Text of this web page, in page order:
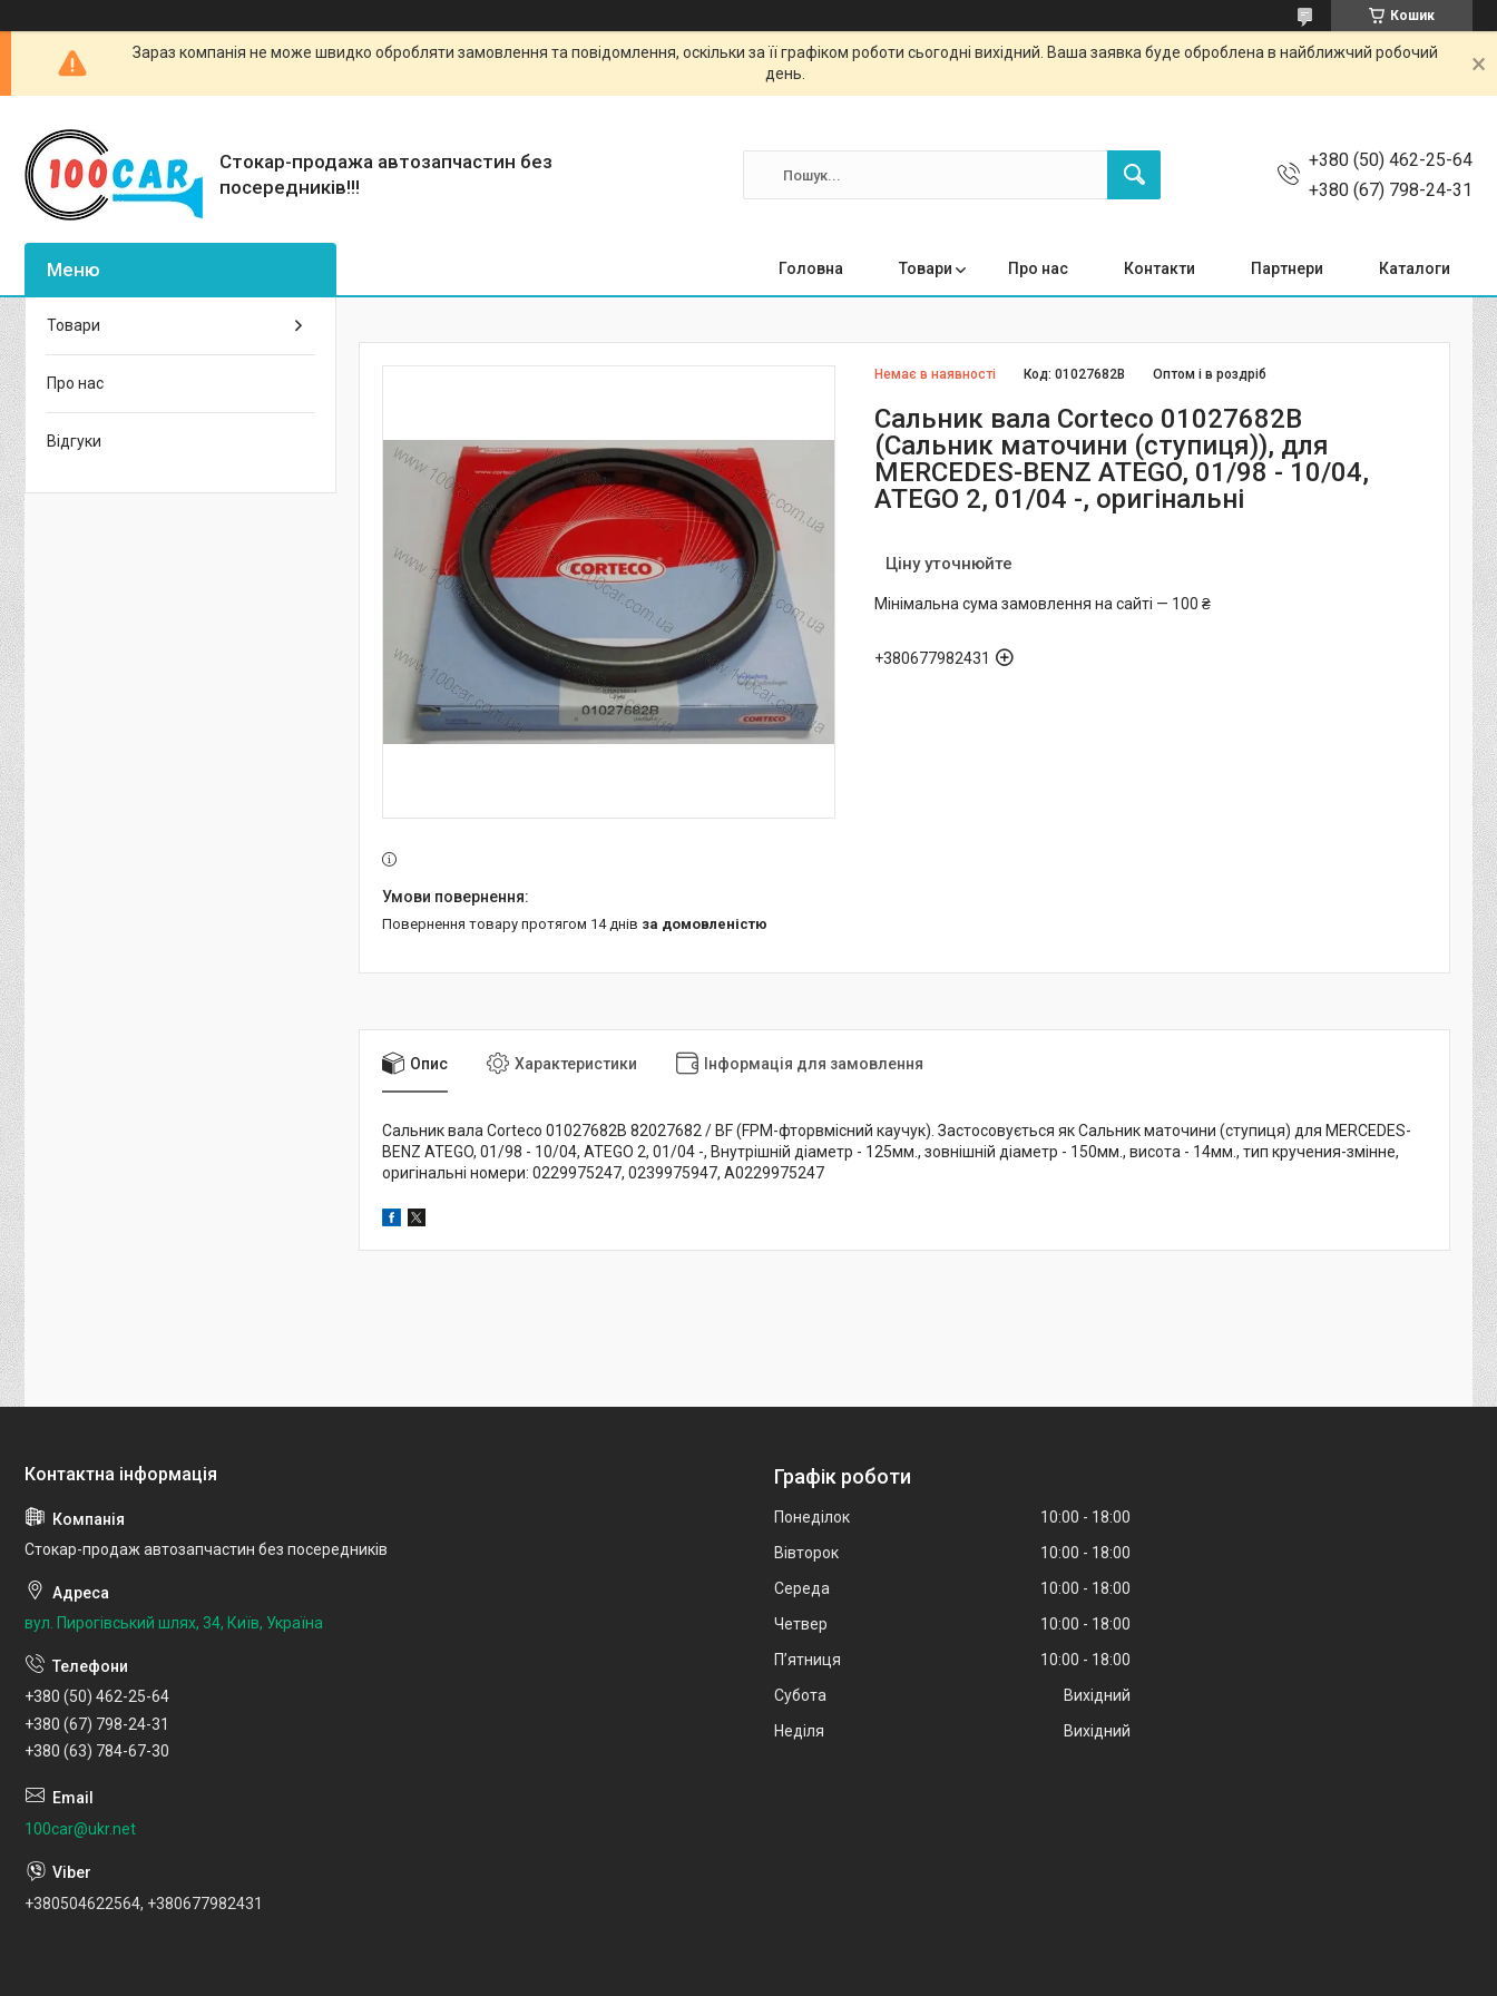
Кошик
Зараз компанія не може швидко обробляти замовлення та повідомлення, оскільки за її графіком роботи сьогодні вихідний. Ваша заявка буде оброблена в найближчий робочий
день.
Стокар-продажа автозапчастин без
посередників!!!
+380 (50) 462-25-64
+380 (67) 798-24-31
Головна Товари Про нас Контакти Партнери Каталоги
Немає в наявності Оптом і в роздріб
Код:01027682B
Сальник вала Corteco 01027682B
(Сальник маточини (ступиця)), для
MERCEDES-BENZ ATEGO, 01/98 - 10/04,
ATEGO 2, 01/04 -, оригінальні
Ціну уточнюйте
Мінімальна сума замовлення на сайті — 100 ₴
+380677982431
повернення товару протягом 14 днів за домовленістю
Опис Характеристики Інформація для замовлення
Сальник вала Corteco 01027682B 82027682 / BF (FPM-фторвмісний каучук). Застосовується як Сальник маточини (ступиця) для MERCEDES-
BENZ ATEGO, 01/98 - 10/04, ATEGO 2, 01/04 -, Внутрішній діаметр - 125мм., зовнішній діаметр - 150мм., висота - 14мм., тип кручения-змінне,
оригінальні номери: 0229975247, 0239975947, A0229975247
Товари
Про нас
Відгуки
Стокар-продаж автозапчастин без посередників
вул. Пирогівський шлях, 34, Київ, Україна
+380 (50) 462-25-64
+380 (67) 798-24-31
+380 (63) 784-67-30
100car@ukr.net
+380504622564, +380677982431
Графік роботи
Понеділок 10:00
18:00
Вівторок
10:00
18:00
Середа
10:00
18:00
Четвер
10:00
18:00
Пʼятниця
10:00
18:00
Субота
Вихідний
Неділя
Вихідний